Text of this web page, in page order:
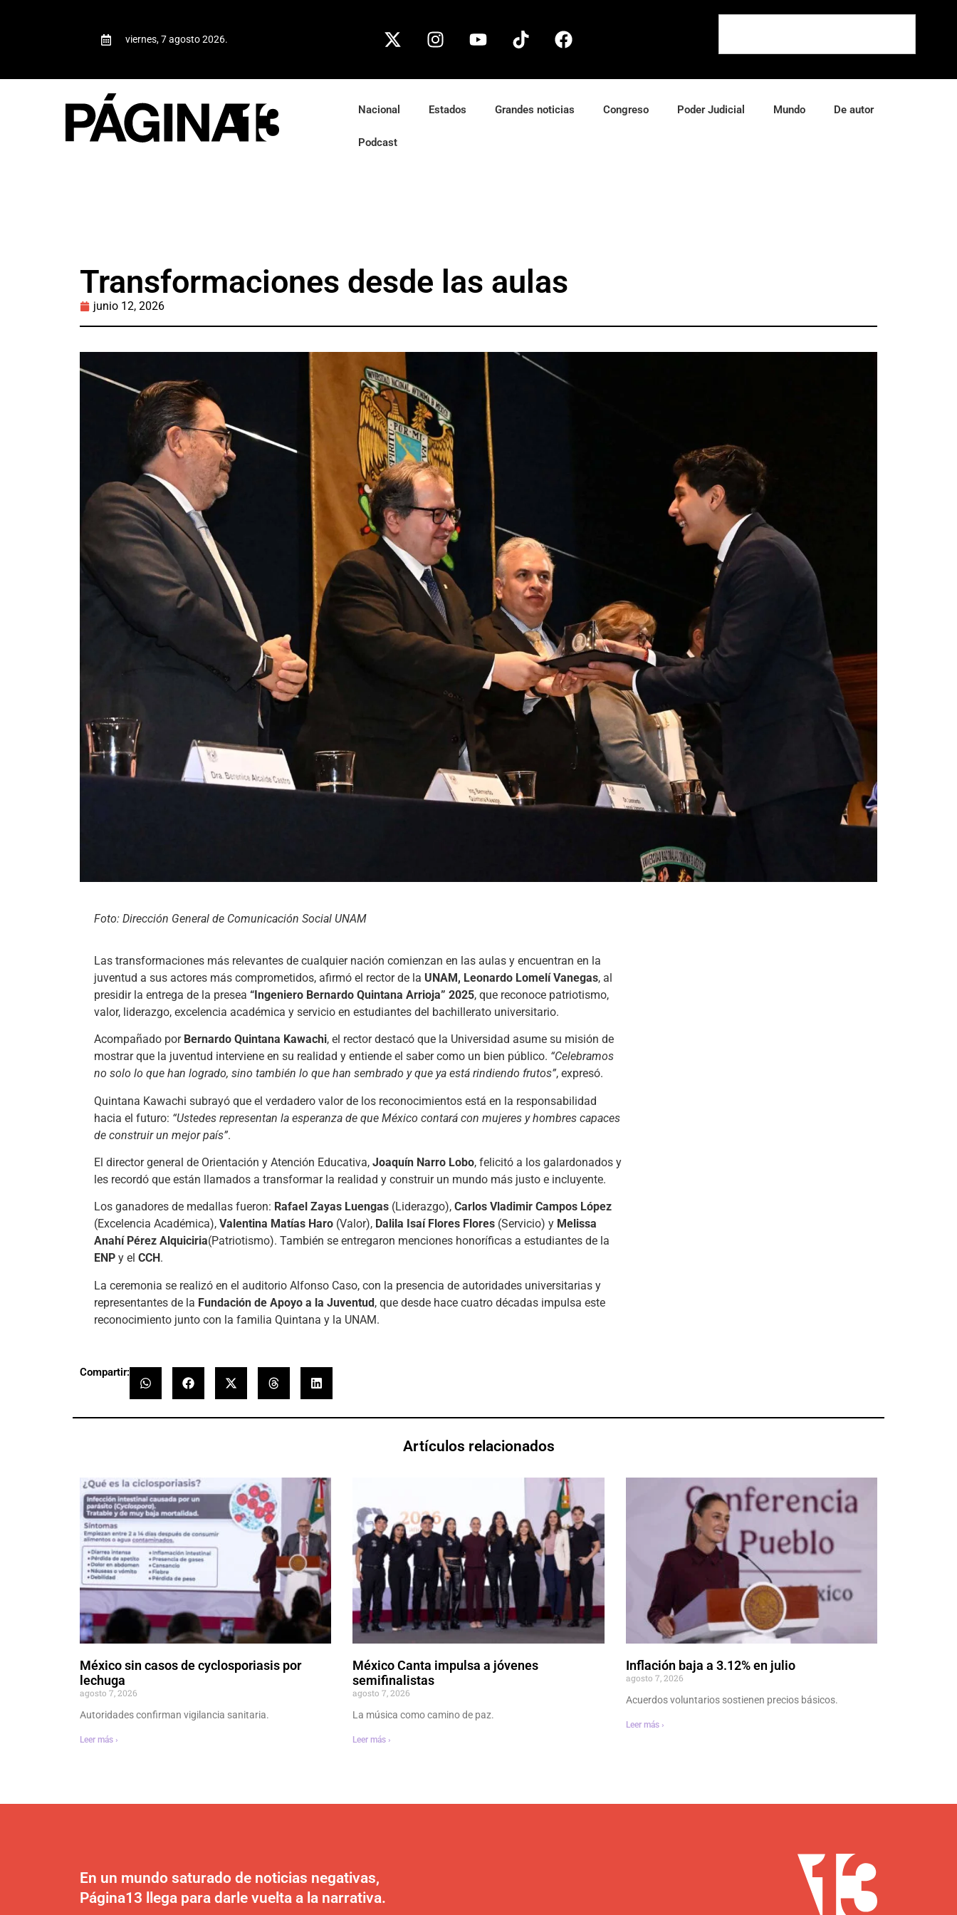
viernes, 7 agosto 2026.
Nacional Estados Grandes noticias Congreso Poder Judicial Mundo De autor
Podcast
Transformaciones desde las aulas
junio 12, 2026
Foto: Dirección General de Comunicación Social UNAM
Las transformaciones más relevantes de cualquier nación comienzan en las aulas y encuentran en la
juventud a sus actores más comprometidos, afirmó el rector de la UNAM, Leonardo Lomelí Vanegas, al
presidir la entrega de la presea “Ingeniero Bernardo Quintana Arrioja” 2025, que reconoce patriotismo,
valor, liderazgo, excelencia académica y servicio en estudiantes del bachillerato universitario.
Acompañado por Bernardo Quintana Kawachi, el rector destacó que la Universidad asume su misión de
mostrar que la juventud interviene en su realidad y entiende el saber como un bien público. “Celebramos
no solo lo que han logrado, sino también lo que han sembrado y que ya está rindiendo frutos”, expresó.
Quintana Kawachi subrayó que el verdadero valor de los reconocimientos está en la responsabilidad
hacia el futuro: “Ustedes representan la esperanza de que México contará con mujeres y hombres capaces
de construir un mejor país”.
El director general de Orientación y Atención Educativa, Joaquín Narro Lobo, felicitó a los galardonados y
les recordó que están llamados a transformar la realidad y construir un mundo más justo e incluyente.
Los ganadores de medallas fueron: Rafael Zayas Luengas (Liderazgo), Carlos Vladimir Campos López
(Excelencia Académica), Valentina Matías Haro (Valor), Dalila Isaí Flores Flores (Servicio) y Melissa
Anahí Pérez Alquiciria(Patriotismo). También se entregaron menciones honoríficas a estudiantes de la
ENP y el CCH .
La ceremonia se realizó en el auditorio Alfonso Caso, con la presencia de autoridades universitarias y
representantes de la Fundación de Apoyo a la Juventud, que desde hace cuatro décadas impulsa este
reconocimiento junto con la familia Quintana y la UNAM.
Compartir:
Artículos relacionados
México sin casos de cyclosporiasis por
lechuga
agosto 7, 2026
Autoridades confirman vigilancia sanitaria.
Leer más ›
México Canta impulsa a jóvenes
semifinalistas
agosto 7, 2026
La música como camino de paz.
Leer más ›
Inflación baja a 3.12% en julio
agosto 7, 2026
Acuerdos voluntarios sostienen precios básicos.
Leer más ›
En un mundo saturado de noticias negativas,
Página13 llega para darle vuelta a la narrativa.